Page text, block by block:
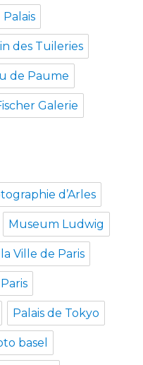
des Tuileries
de Paume
Galerie
d’Arles
Museum Ludwig
Ville de Paris
Palais de Tokyo
basel